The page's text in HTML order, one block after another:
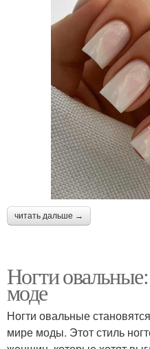
читать дальше →
Ногти
моде
Ногти овальные
мире моды. Этот стиль